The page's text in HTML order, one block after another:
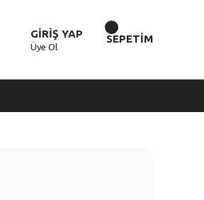
GİRİŞ YAP
Üye Ol
SEPETİM